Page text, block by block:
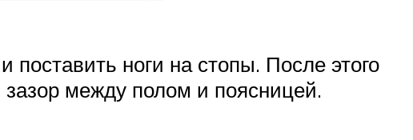
ноги на стопы. После этого
между полом и поясницей.